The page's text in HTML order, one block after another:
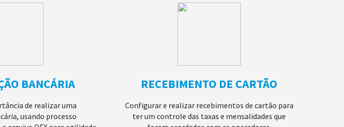
BANCÁRIA
de realizar uma
usando processo
RECEBIMENTO DE CARTÃO
Configurar e realizar recebimentos de cartão para
ter um controle das taxas e mensalidades que